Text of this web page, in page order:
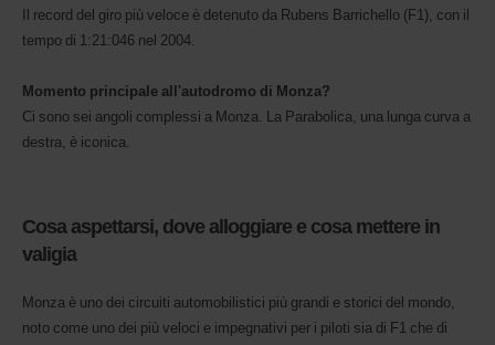
Il record del giro più veloce è detenuto da Rubens Barrichello (F1), con il
tempo di 1:21:046 nel 2004.
Momento principale all'autodromo di Monza?
Ci sono sei angoli complessi a Monza. La Parabolica, una lunga curva a
destra, è iconica.
Cosa aspettarsi, dove alloggiare e cosa mettere in
valigia
Monza è uno dei circuiti automobilistici più grandi e storici del mondo,
noto come uno dei più veloci e impegnativi per i piloti sia di F1 che di